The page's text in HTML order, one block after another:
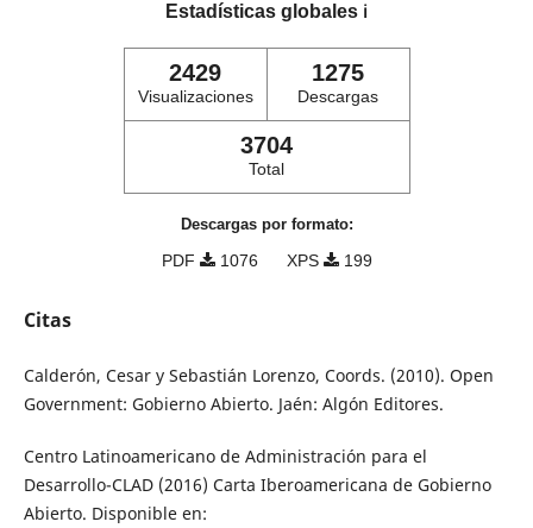
Estadísticas globales ℹ️
2429
Visualizaciones
1275
Descargas
3704
Total
Descargas por formato:
PDF 1076 XPS 199
Citas
Calderón, Cesar y Sebastián Lorenzo, Coords. (2010). Open
Government: Gobierno Abierto. Jaén: Algón Editores.
Centro Latinoamericano de Administración para el
Desarrollo-CLAD (2016) Carta Iberoamericana de Gobierno
Abierto. Disponible en: